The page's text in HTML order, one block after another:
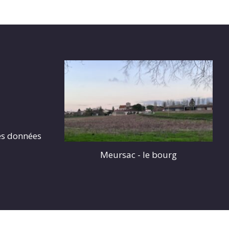
données
Meursac - le bourg